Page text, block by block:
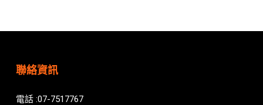
聯絡資訊
電話 :07-7517767